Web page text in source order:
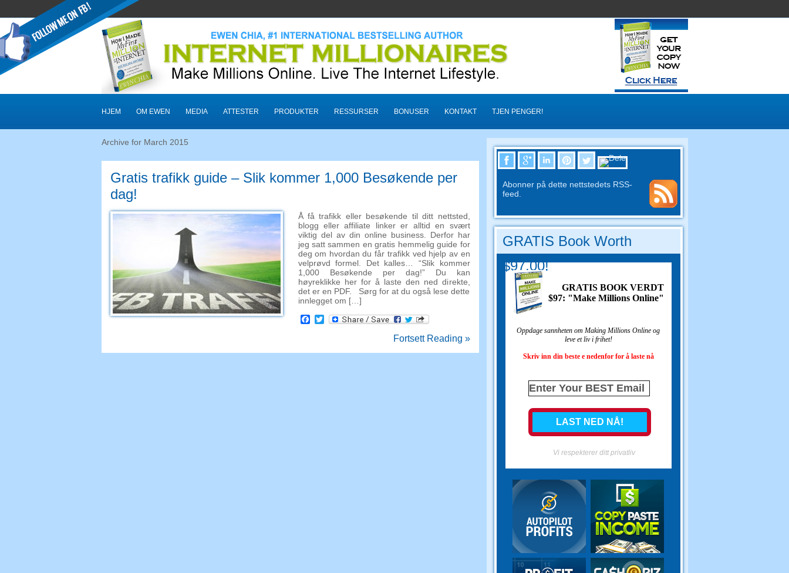
HJEM OM EWEN MEDIA ATTESTER PRODUKTER RESSURSER BONUSER KONTAKT TJEN PENGER!
Archive for March 2015
Gratis trafikk guide – Slik kommer 1,000 Besøkende per
dag!
Å få trafikk eller besøkende til ditt nettsted,
blogg eller affiliate linker er alltid en svært
viktig del av din online business. Derfor har
jeg satt sammen en gratis hemmelig guide for
deg om hvordan du får trafikk ved hjelp av en
velprøvd formel. Det kalles… “Slik kommer
1,000 Besøkende per dag!” Du kan
høyreklikke her for å laste den ned direkte,
det er en PDF. Sørg for at du også lese dette
innlegget om […]
Facebook
Twitter
Fortsett Reading »
Abonner på dette nettstedets RSS-
feed.
GRATIS Book Worth
$97.00!
GRATIS BOOK VERDT
$97: "Make Millions Online"
Oppdage sannheten om Making Millions Online og
leve et liv i frihet!
Skriv inn din beste e nedenfor for å laste nå
Vi respekterer ditt privatliv